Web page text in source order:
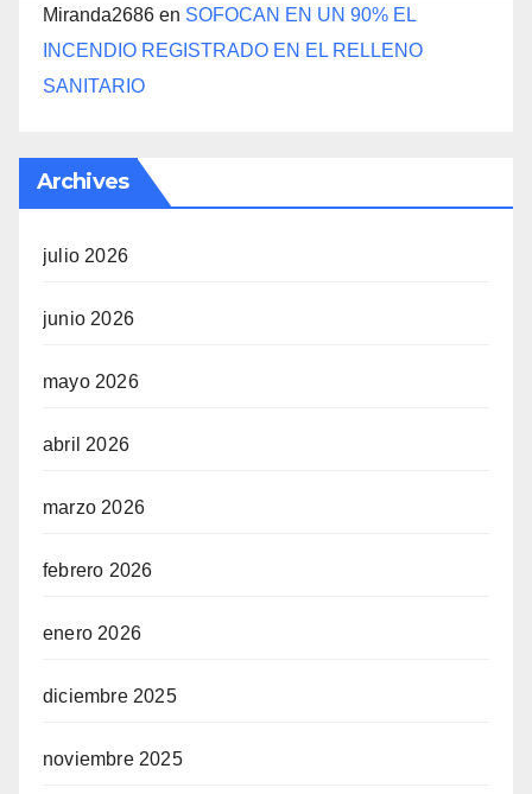
Miranda2686 en SOFOCAN EN UN 90% EL
INCENDIO REGISTRADO EN EL RELLENO
SANITARIO
Archives
julio 2026
junio 2026
mayo 2026
abril 2026
marzo 2026
febrero 2026
enero 2026
diciembre 2025
noviembre 2025